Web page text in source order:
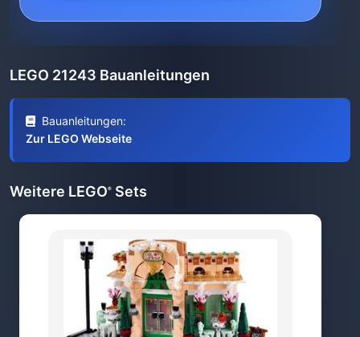
LEGO 21243 Bauanleitungen
Bauanleitungen:
Zur LEGO Webseite
Weitere LEGO® Sets